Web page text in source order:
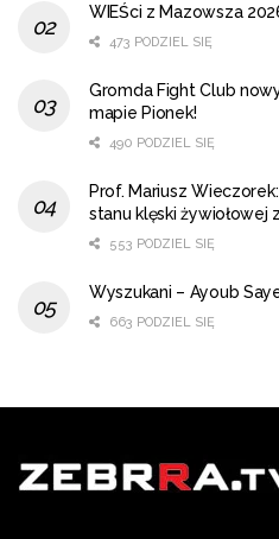
WIEŚci z Mazowsza
473 PODZIEL SIĘ
Gromda Fight Club
mapie Pionek!
490 PODZIEL SIĘ
Prof. Mariusz
stanu klęski żywiołowej
553 PODZIEL SIĘ
Wyszukani – Ayoub
663 PODZIEL SIĘ